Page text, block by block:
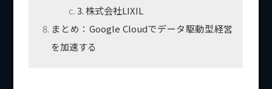
3. 株式会社LIXIL
まとめ：Google Cloudでデータ駆動型経営
を加速する